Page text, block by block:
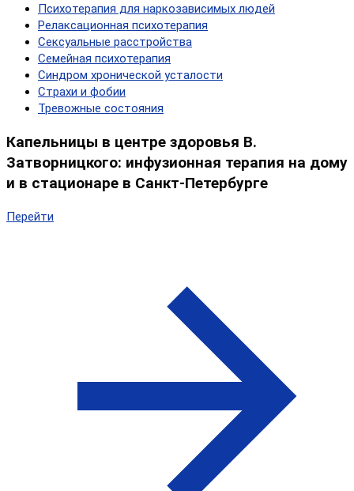
Психотерапия для наркозависимых людей
Релаксационная психотерапия
Сексуальные расстройства
Семейная психотерапия
Синдром хронической усталости
Страхи и фобии
Тревожные состояния
Капельницы в центре здоровья В.
Затворницкого: инфузионная терапия на дому
и в стационаре в Санкт-Петербурге
Перейти